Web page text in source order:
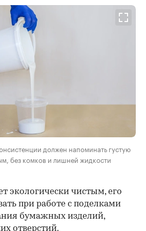
должен напоминать густую
без комков и лишней жидкости
экологически чистым, его
при работе с поделками
бумажных изделий,
отверстий.